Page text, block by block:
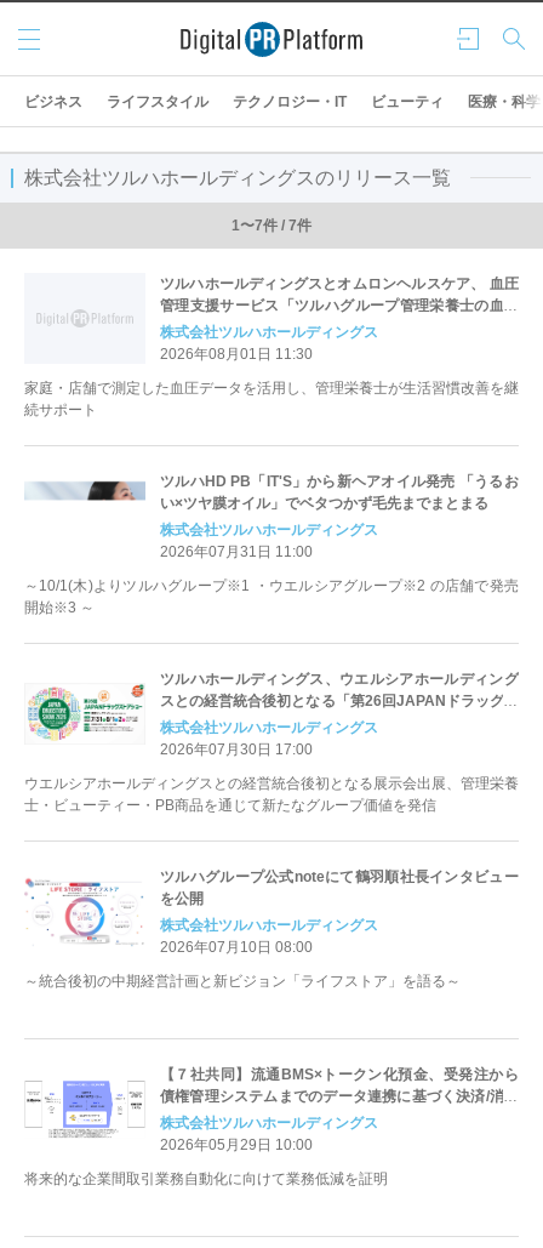
ログ
イン
検索
メニ
ュー
ビジネス ライフスタイル テクノロジー・IT ビューティ 医療・科学
株式会社ツルハホールディングスのリリース一覧
1〜7件 / 7件
ツルハホールディングスとオムロンヘルスケア、 血圧
管理支援サービス「ツルハグループ管理栄養士の血圧
ケアサポート」を開始
株式会社ツルハホールディングス
2026年08月01日 11:30
家庭・店舗で測定した血圧データを活用し、管理栄養士が生活習慣改善を継
続サポート
ツルハHD PB「IT'S」から新ヘアオイル発売 「うるお
い×ツヤ膜オイル」でベタつかず毛先までまとまる
株式会社ツルハホールディングス
2026年07月31日 11:00
～10/1(木)よりツルハグループ※1 ・ウエルシアグループ※2 の店舗で発売
開始※3 ～
ツルハホールディングス、ウエルシアホールディング
スとの経営統合後初となる「第26回JAPANドラッグス
トアショー」に出展
株式会社ツルハホールディングス
2026年07月30日 17:00
ウエルシアホールディングスとの経営統合後初となる展示会出展、管理栄養
士・ビューティー・PB商品を通じて新たなグループ価値を発信
ツルハグループ公式noteにて鶴羽順社長インタビュー
を公開
株式会社ツルハホールディングス
2026年07月10日 08:00
～統合後初の中期経営計画と新ビジョン「ライフストア」を語る～
【７社共同】流通BMS×トークン化預金、受発注から
債権管理システムまでのデータ連携に基づく決済/消込
自動化に向けた実証実験が成功
株式会社ツルハホールディングス
2026年05月29日 10:00
将来的な企業間取引業務自動化に向けて業務低減を証明